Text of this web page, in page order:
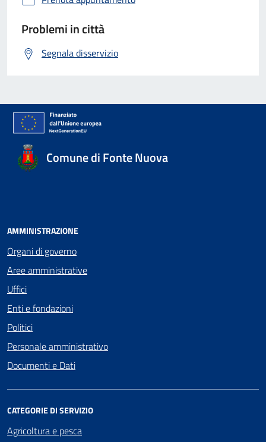
Problemi in città
Segnala disservizio
Comune di Fonte Nuova
AMMINISTRAZIONE
Organi di governo
Aree amministrative
Uffici
Enti e fondazioni
Politici
Personale amministrativo
Documenti e Dati
CATEGORIE DI SERVIZIO
Agricoltura e pesca